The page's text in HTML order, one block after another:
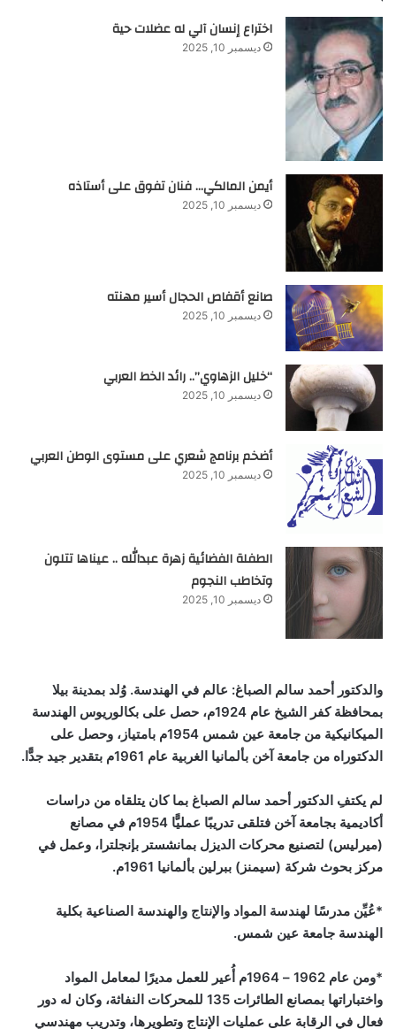
اختراع إنسان آلي له عضلات حية
ديسمبر 10, 2025
أيمن المالكي… فنان تفوق على أستاذه
ديسمبر 10, 2025
صانع أقفاص الحجال أسير مهنته
ديسمبر 10, 2025
“خليل الزهاوي”.. رائد الخط العربي
ديسمبر 10, 2025
أضخم برنامج شعري على مستوى الوطن العربي
ديسمبر 10, 2025
الطفلة الفضائية زهرة عبدالله .. عيناها تتلون
وتخاطب النجوم
ديسمبر 10, 2025
والدكتور أحمد سالم الصباغ: عالم في الهندسة. وُلد بمدينة بيلا
بمحافظة كفر الشيخ عام 1924م، حصل على بكالوريوس الهندسة
الميكانيكية من جامعة عين شمس 1954م بامتياز، وحصل على
الدكتوراه من جامعة آخن بألمانيا الغربية عام 1961م بتقدير جيد جدًّا.
لم يكتفِ الدكتور أحمد سالم الصباغ بما كان يتلقاه من دراسات
أكاديمية بجامعة آخن فتلقى تدريبًا عمليًّا 1954م في مصانع
(ميرليس) لتصنيع محركات الديزل بمانشستر بإنجلترا، وعمل في
مركز بحوث شركة (سيمنز) ببرلين بألمانيا 1961م.
*عُيِّن مدرسًا لهندسة المواد والإنتاج والهندسة الصناعية بكلية
الهندسة جامعة عين شمس.
*ومن عام 1962 – 1964م أُعير للعمل مديرًا لمعامل المواد
واختباراتها بمصانع الطائرات 135 للمحركات النفاثة، وكان له دور
فعال في الرقابة على عمليات الإنتاج وتطويرها، وتدريب مهندسي